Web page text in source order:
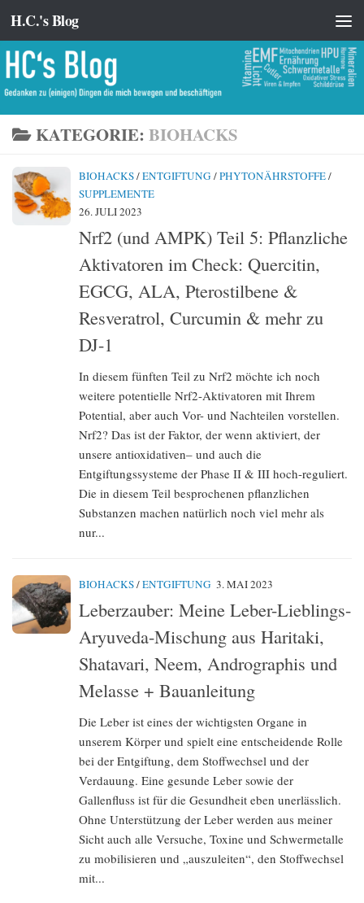
Zum Inhalt springen
H.C.'s Blog
KATEGORIE: BIOHACKS
BIOHACKS/ENTGIFTUNG /PHYTONÄHRSTOFFE/
SUPPLEMENTE
26. JULI 2023
Nrf2 (und AMPK) Teil 5: Pflanzliche
Aktivatoren im Check: Quercitin,
EGCG, ALA, Pterostilbene &
Resveratrol, Curcumin & mehr zu
DJ-1
In diesem fünften Teil zu Nrf2 möchte ich noch
weitere potentielle Nrf2-Aktivatoren mit Ihrem
Potential, aber auch Vor- und Nachteilen vorstellen.
Nrf2? Das ist der Faktor, der wenn aktiviert, der
unsere antioxidativen– und auch die
Entgiftungssysteme der Phase II & III hoch-reguliert.
Die in diesem Teil besprochenen pflanzlichen
Substanzen machen natürlich noch viel mehr als
nur...
BIOHACKS/ENTGIFTUNG 3. MAI 2023
Leberzauber: Meine Leber-Lieblings-
Aryuveda-Mischung aus Haritaki,
Shatavari, Neem, Andrographis und
Melasse + Bauanleitung
Die Leber ist eines der wichtigsten Organe in
unserem Körper und spielt eine entscheidende Rolle
bei der Entgiftung, dem Stoffwechsel und der
Verdauung. Eine gesunde Leber sowie der
Gallenfluss ist für die Gesundheit eben unerlässlich.
Ohne Unterstützung der Leber werden aus meiner
Sicht auch alle Versuche, Toxine und Schwermetalle
zu mobilisieren und „auszuleiten“, den Stoffwechsel
mit...